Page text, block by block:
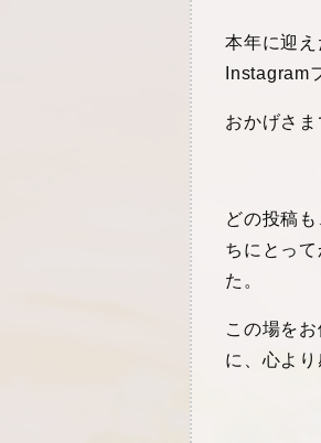
本年に迎
Instagram
おかげさ
どの投稿
ちにとっ
た。
この場を
に、心より